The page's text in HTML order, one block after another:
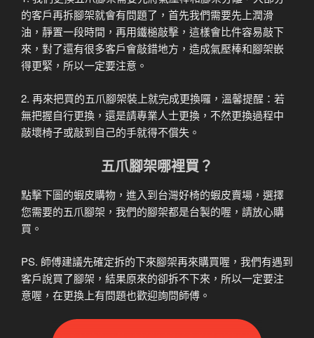
的客戶再拆腳架就會有問題了，首先我們需要先上潤滑
油，靜置一段時間，再用鐵槌敲擊，這樣會比件容易敲下
來，對了還有很多客戶會敲錯地方，造成氣壓棒和腳架嵌
得更緊，所以一定要注意。
2. 再來把買的五爪腳架裝上就完成更換囉，溫馨提醒：若
無把握自行更換，還是請專業人士更換，不然更換過程中
敲壞椅子或敲到自己的手就得不償失。
五爪腳架哪裡買？
點擊下圖的蝦皮購物，進入到台灣好椅的蝦皮賣場，選擇
您需要的五爪腳架，我們的腳架都是台製的喔，請放心購
買。
PS. 師傅建議先確定拆的下來腳架再來購買喔，我們有遇到
客戶說買了腳架，結果原來的卻拆不下來，所以一定要注
意喔，在更換上有問題也歡迎詢問師傅。